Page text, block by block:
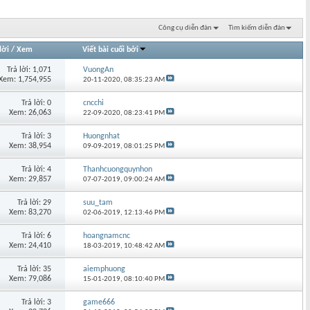
Công cụ diễn đàn Tìm kiếm diễn đàn
/ Xem Viết bài cuối bởi
Trả lời: 1,071
1,754,955
VuongAn
20-11-2020,08:35:23 AM
Trả lời: 0
Xem: 26,063
cncchi
22-09-2020,08:23:41 PM
Trả lời: 3
Xem: 38,954
Huongnhat
09-09-2019,08:01:25 PM
Trả lời: 4
Xem: 29,857
Thanhcuongquynhon
07-07-2019,09:00:24 AM
Trả lời: 29
Xem: 83,270
suu_tam
02-06-2019, 12:13:46 PM
Trả lời: 6
Xem: 24,410
hoangnamcnc
18-03-2019, 10:48:42 AM
Trả lời: 35
Xem: 79,086
aiemphuong
15-01-2019,08:10:40 PM
Trả lời: 3
game666